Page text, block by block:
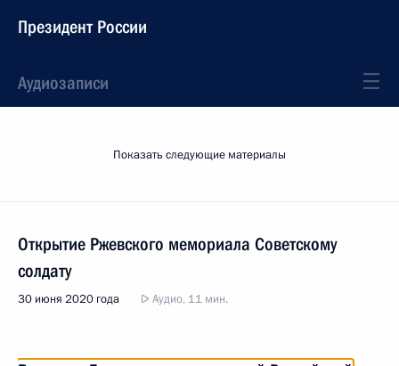
Президент России
Аудиозаписи
Показать следующие материалы
Открытие Ржевского мемориала Советскому
солдату
30 июня 2020 года Аудио, 11 мин.